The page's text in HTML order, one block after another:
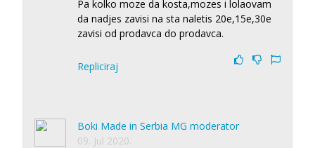
Pa kolko moze da kosta,mozes i lolaovam
da nadjes zavisi na sta naletis 20e,15e,30e
zavisi od prodavca do prodavca.
Repliciraj
Boki Made in Serbia MG moderator
09. Jul 2020.